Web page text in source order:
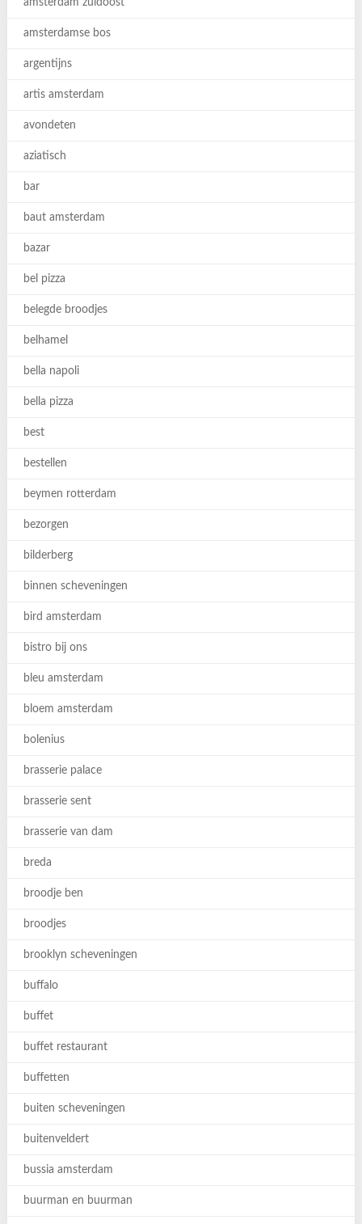
amsterdam zuidoost
amsterdamse bos
argentijns
artis amsterdam
avondeten
aziatisch
bar
baut amsterdam
bazar
bel pizza
belegde broodjes
belhamel
bella napoli
bella pizza
best
bestellen
beymen rotterdam
bezorgen
bilderberg
binnen scheveningen
bird amsterdam
bistro bij ons
bleu amsterdam
bloem amsterdam
bolenius
brasserie palace
brasserie sent
brasserie van dam
breda
broodje ben
broodjes
brooklyn scheveningen
buffalo
buffet
buffet restaurant
buffetten
buiten scheveningen
buitenveldert
bussia amsterdam
buurman en buurman